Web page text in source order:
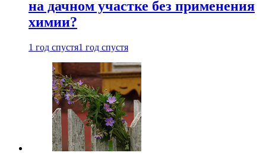
на дачном участке без применения
химии?
1 год спустя1 год спустя